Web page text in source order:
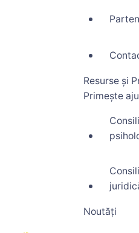
Resurse și
Primește
Noutăți